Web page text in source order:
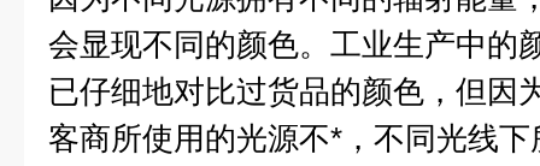
会显现不同的颜色。工业生产中的
已仔细地对比过货品的颜色，但因
客商所使用的光源不*，不同光线